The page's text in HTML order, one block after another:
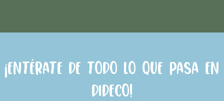
¡Entérate de todo lo que pasa en
Dideco!